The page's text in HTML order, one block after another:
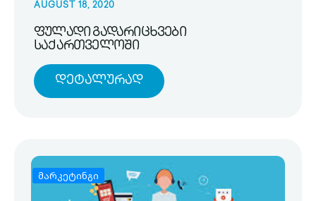
AUGUST 18, 2020
ფულადი გადარიცხვები
საქართველოში
Დეტალურად
მარკეტინგი